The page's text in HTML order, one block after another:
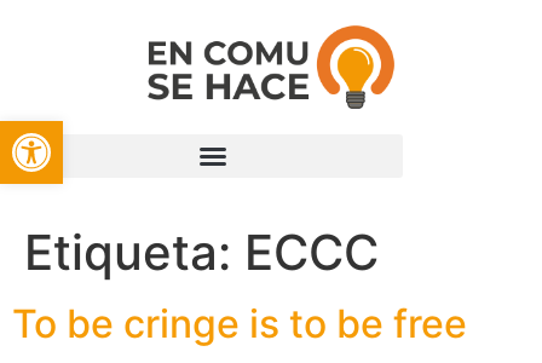
Open toolbar
Etiqueta: ECCC
To be cringe is to be free